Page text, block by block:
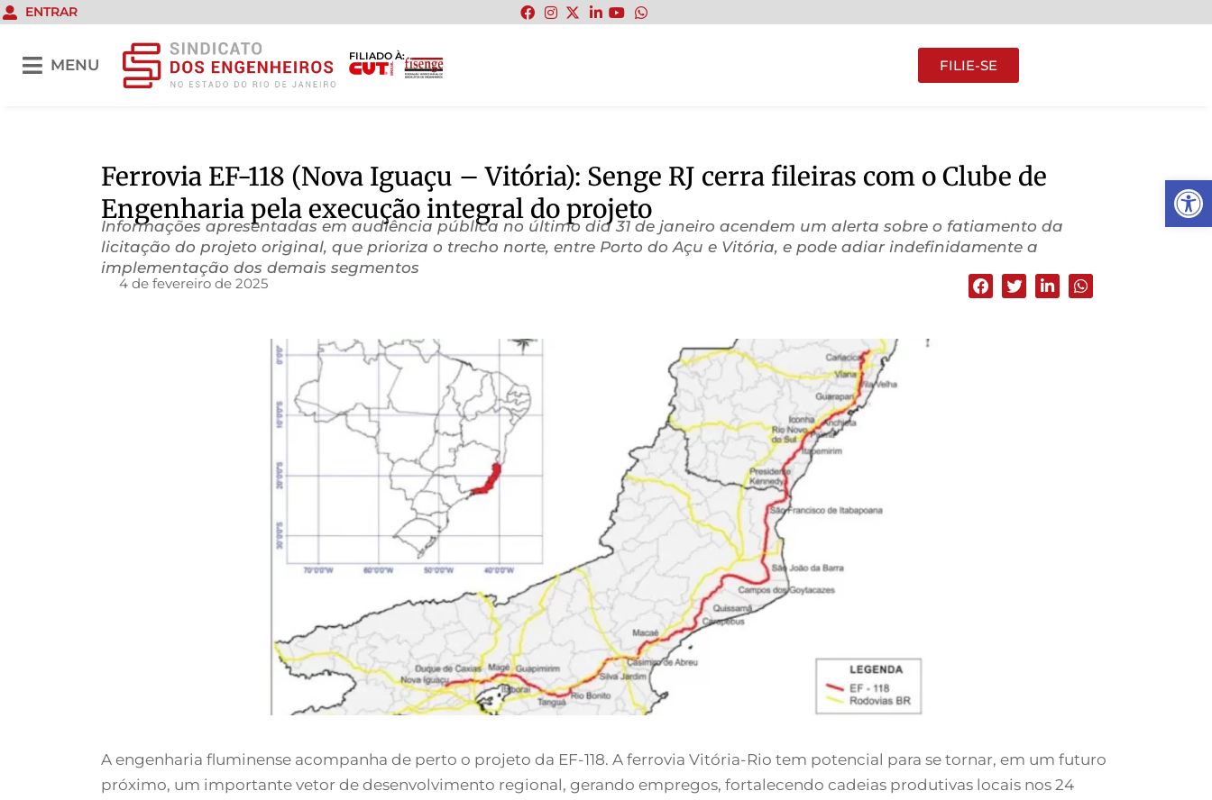
Abrir
ENTRAR
MENU
FILIADO À:
FILIE-SE
Ferrovia EF-118 (Nova Iguaçu – Vitória): Senge RJ cerra fileiras com o Clube de
Engenharia pela execução integral do projeto
Informações apresentadas em audiência pública no último dia 31 de janeiro acendem um alerta sobre o fatiamento da
licitação do projeto original, que prioriza o trecho norte, entre Porto do Açu e Vitória, e pode adiar indefinidamente a
implementação dos demais segmentos
4 de fevereiro de 2025
A engenharia fluminense acompanha de perto o projeto da EF-118. A ferrovia Vitória-Rio tem potencial para se tornar, em um futuro
próximo, um importante vetor de desenvolvimento regional, gerando empregos, fortalecendo cadeias produtivas locais nos 24